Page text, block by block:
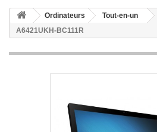
Ordinateurs Tout-en-un
A6421UKH-BC111R